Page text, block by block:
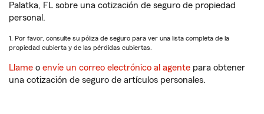
Palatka, FL sobre una cotización de seguro de propiedad
personal.
1. Por favor, consulte su póliza de seguro para ver una lista completa de la
propiedad cubierta y de las pérdidas cubiertas.
Llame o envíe un correo electrónico al agente para obtener
una cotización de seguro de artículos personales.